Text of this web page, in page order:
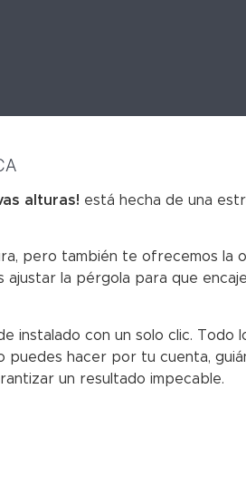
alturas! está hecha de una
pero también te ofrecemos la
ajustar la pérgola para que encaje
instalado con un solo clic. Todo
puedes hacer por tu cuenta,
un resultado impecable.